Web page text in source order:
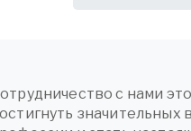
с нами
значительных